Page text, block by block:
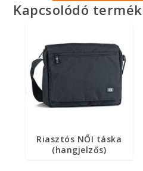
Kapcsolódó
Riasztós NŐI táska
(hangjelzős)